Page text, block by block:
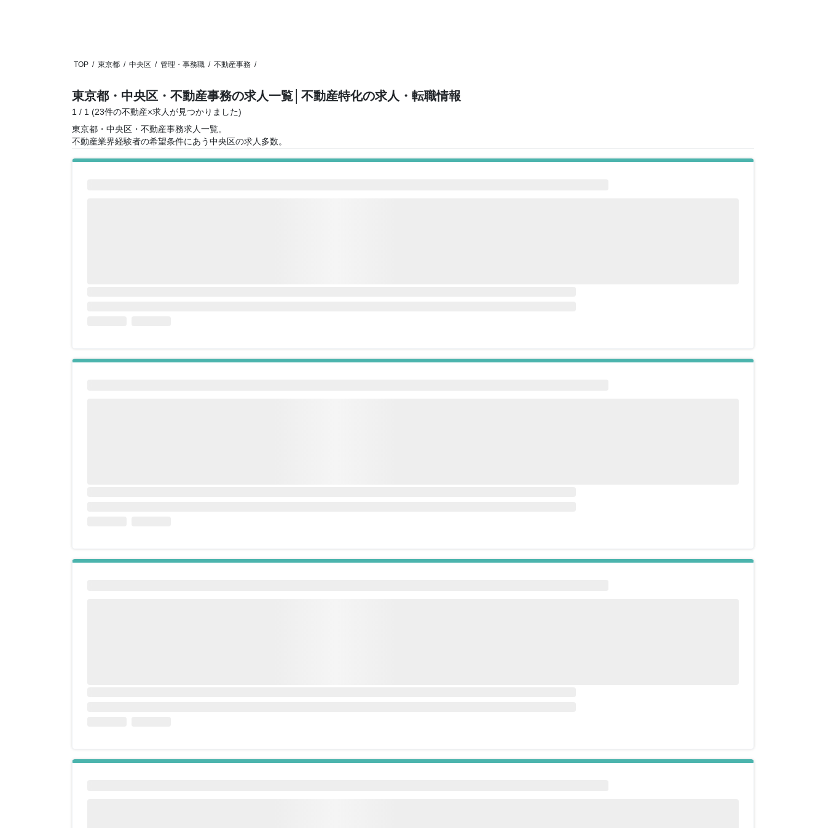
TOP / 東京都 / 中央区 / 管理・事務職 / 不動産事務 /
東京都・中央区・不動産事務の求人一覧 │不動産特化の求人・転職情報
1 / 1 (23件の不動産×求人が見つかりました)
東京都・中央区・不動産事務求人一覧。
不動産業界経験者の希望条件にあう中央区の求人多数。